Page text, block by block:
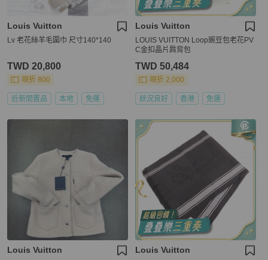
Louis Vuitton
Lv 老花絲羊毛圍巾 尺寸140*140
TWD 20,800
現折 800
近新閒置品 本地 免運
Louis Vuitton
LOUIS VUITTON Loop豌豆包老花PV
C金扣晶片肩背包
TWD 50,484
現折 2,000
狀況良好 香港 免運
Louis Vuitton Louis Vuitton